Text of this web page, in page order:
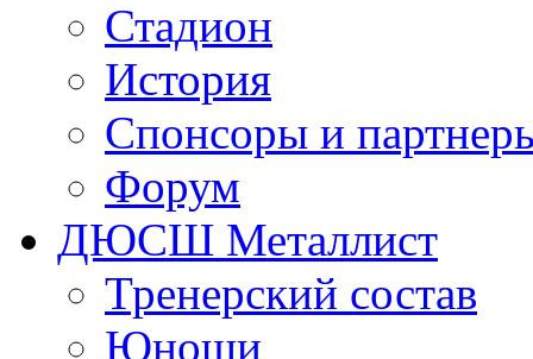
Стадион
История
Спонсоры и
Форум
ДЮСШ Металлист
Тренерский состав
Юноши